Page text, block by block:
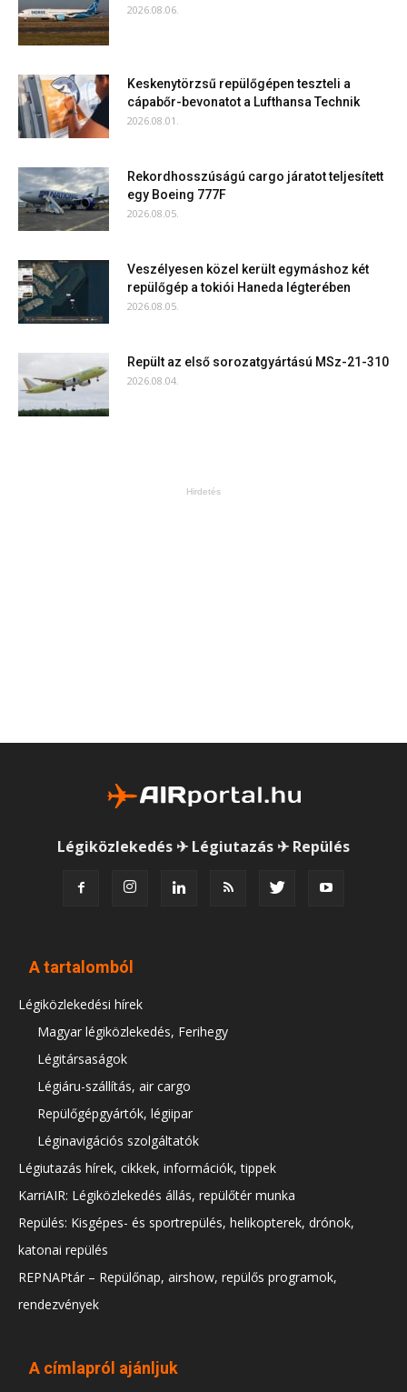
2026.08.06.
Keskenytörzsű repülőgépen teszteli a
cápabőr-bevonatot a Lufthansa Technik
2026.08.01.
Rekordhosszúságú cargo járatot teljesített
egy Boeing 777F
2026.08.05.
Veszélyesen közel került egymáshoz két
repülőgép a tokiói Haneda légterében
2026.08.05.
Repült az első sorozatgyártású MSz-21-310
2026.08.04.
Hirdetés
Légiközlekedés ✈ Légiutazás ✈ Repülés
A tartalomból
Légiközlekedési hírek
Magyar légiközlekedés, Ferihegy
Légitársaságok
Légiáru-szállítás, air cargo
Repülőgépgyártók, légiipar
Léginavigációs szolgáltatók
Légiutazás hírek, cikkek, információk, tippek
KarriAIR: Légiközlekedés állás, repülőtér munka
Repülés: Kisgépes- és sportrepülés, helikopterek, drónok,
katonai repülés
REPNAPtár – Repülőnap, airshow, repülős programok,
rendezvények
A címlapról ajánljuk